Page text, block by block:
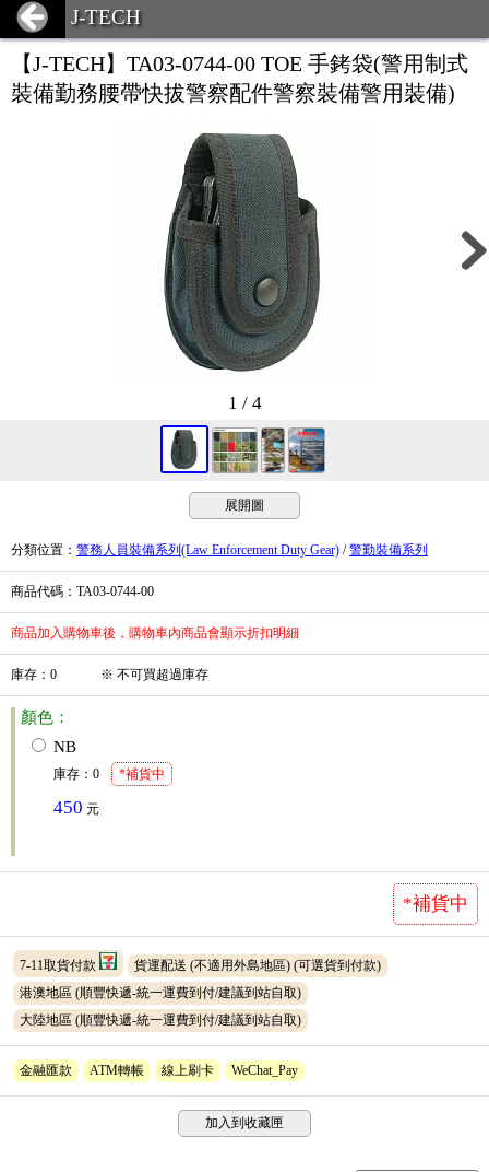
J-TECH
【J-TECH】TA03-0744-00 TOE 手銬袋(警用制式
裝備勤務腰帶快拔警察配件警察裝備警用裝備)
1 / 4
展開圖
分類位置 ： 警務人員裝備系列(Law Enforcement Duty Gear) /警勤裝備系列
商品代碼 ：TA03-0744-00
商品加入購物車後，購物車內商品會顯示折扣明細
庫存 ： 0 ※ 不可買超過庫存
顏色：
NB
庫存 ： 0 *補貨中
450 元
*補貨中
7-11取貨付款 貨運配送 (不適用外島地區) (可選貨到付款)
港澳地區 (順豐快遞-統一運費到付/建議到站自取)
大陸地區 (順豐快遞-統一運費到付/建議到站自取)
金融匯款 ATM轉帳 線上刷卡 WeChat_Pay
加入到收藏匣